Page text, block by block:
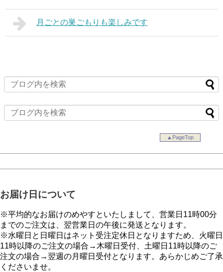
月ごとの巣ごもりも楽しみです
▲PageTop
お届け日について
※平均的なお届けのめやすといたしまして、営業日11時00分
までのご注文は、翌営業日の午後に発送となります。
※水曜日と日曜日はネット受注定休日となりますため、火曜日
11時以降のご注文の場合→木曜日受付、土曜日11時以降のご
注文の場合→翌週の月曜日受付となります。あらかじめご了承
くださいませ。